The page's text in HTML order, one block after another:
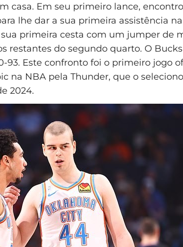
casa. Em seu primeiro lance,
lhe dar a sua primeira assistência
primeira cesta com um jumper de
restantes do segundo quarto. O Bucks
93. Este confronto foi o primeiro jogo
na NBA pela Thunder, que o
2024.